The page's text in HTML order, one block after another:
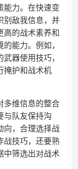
能力。在快速变
别敌我信息，并
高的战术素养和
能力。例如，
器使用技巧，
掩护和战术机
多维信息的整合
与队友保持沟
向，合理选择战
战技巧，还要熟
中筛选出对战术